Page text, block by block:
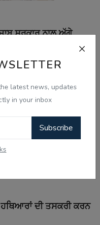
latest news, updates
in your inbox
Subscribe
ਸਰਕਾਰ ਨਾਲ ਅੱਗੇ
ਦੀ ਤਸਕਰੀ ਕਰਨ